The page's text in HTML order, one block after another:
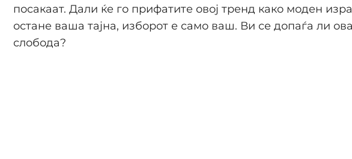
посакаат. Дали ќе го прифатите овој тренд како моден
остане ваша тајна, изборот е само ваш. Ви се допаѓа ли
слобода?